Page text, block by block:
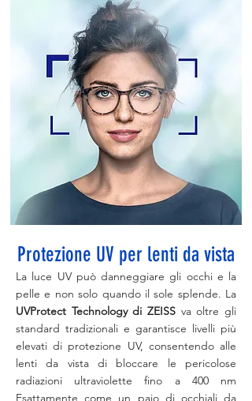
Protezione UV per lenti da vista
La luce UV può danneggiare gli occhi e la
pelle e non solo quando il sole splende. La
UVProtect Technology di ZEISS va oltre gli
standard tradizionali e garantisce livelli più
elevati di protezione UV, consentendo alle
lenti da vista di bloccare le pericolose
radiazioni ultraviolette fino a 400 nm
Esattamente come un paio di occhiali da